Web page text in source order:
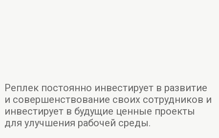
Реплек постоянно инвестирует в развитие
и совершенствование своих сотрудников и
инвестирует в будущие ценные проекты
для улучшения рабочей среды.